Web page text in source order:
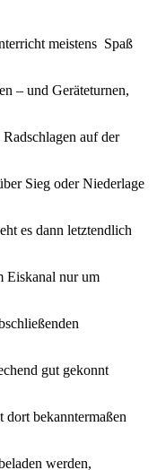
meistens Spaß
– und Geräteturnen,
auf der
Sieg oder Niederlage
es dann letztendlich
Eiskanal nur um
gut gekonnt
bekanntermaßen
werden,